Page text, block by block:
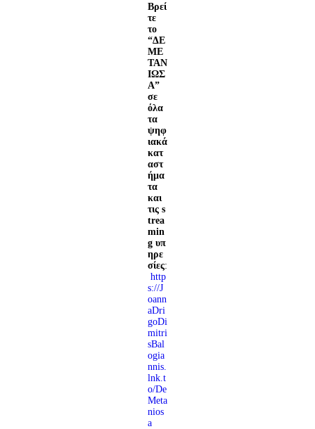
Βρεί
τε
το
“ΔΕ
ΜΕ
ΤΑΝ
ΙΩΣ
Α”
σε
όλα
τα
ψηφ
ιακά
κατ
αστ
ήμα
τα
και
τις s
trea
min
g υπ
ηρε
σίες:
http
s://J
oann
aDri
goDi
mitri
sBal
ogia
nnis.
lnk.t
o/De
Meta
nios
a